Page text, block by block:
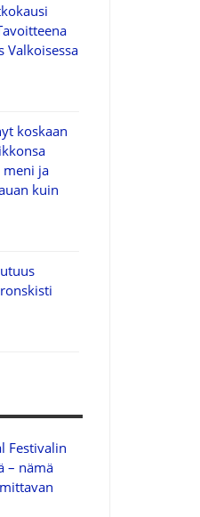
Valkoisessa
koskaan
meni ja
kuin
Festivalin
– nämä